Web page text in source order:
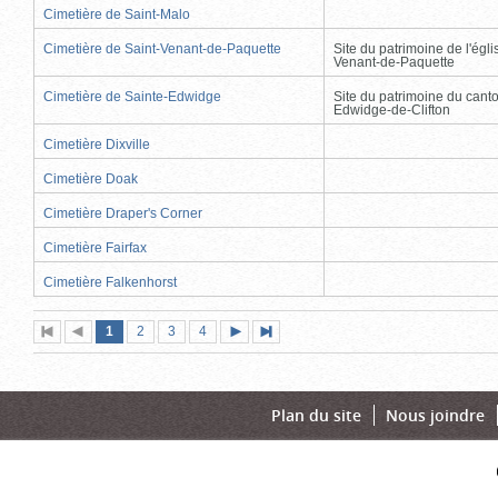
Cimetière de Saint-Malo
Cimetière de Saint-Venant-de-Paquette
Site du patrimoine de
Venant-de-Paquette
Cimetière de Sainte-Edwidge
Site du patrimoine du
Edwidge-de-Clifton
Cimetière Dixville
Cimetière Doak
Cimetière Draper's Corner
Cimetière Fairfax
Cimetière Falkenhorst
Première
page
Page
précédente
Page
1 (page
actuelle)
Page
2 Page
3 Page
4
suivante
page
Plan du site Nous joindre